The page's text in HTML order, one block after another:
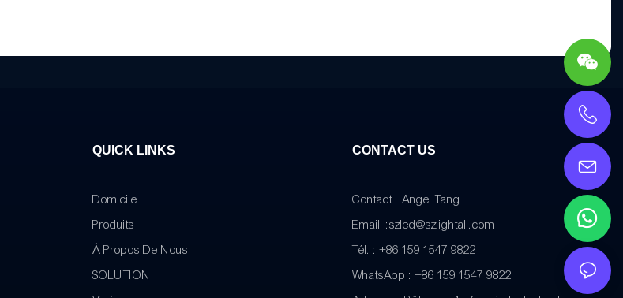
QUICK LINKS
Domicile
Produits
À Propos De Nous
SOLUTION
CONTACT US
Contact : Angel Tang
Emaili :szled@szlightall.com
Tél. : +86 159 1547 9822
WhatsApp : +86 159 1547 9822